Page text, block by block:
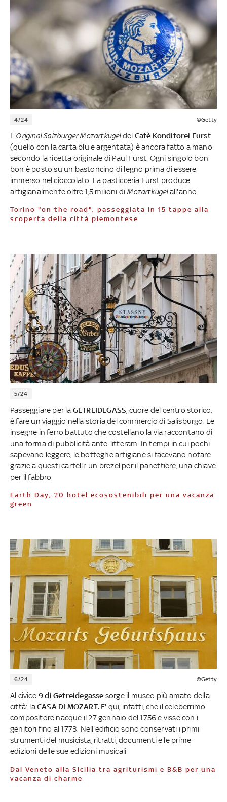
4/24 ©Getty
L'Original Salzburger Mozartkugeldel Cafè Konditorei Furst
(quello con la carta blu e argentata) è ancora fatto a mano
secondo la ricetta originale di Paul Fürst. Ogni singolo bon
bon è posto su un bastoncino di legno prima di essere
immerso nel cioccolato. La pasticceria Fürst produce
artigianalmente oltre 1,5 milioni di Mozartkugelall'anno
Torino "on the road", passeggiata in 15 tappe alla
scoperta della città piemontese
5/24
Passeggiare per la GETREIDEGASS , cuore del centro storico,
è fare un viaggio nella storia del commercio di Salisburgo. Le
insegne in ferro battuto che costellano la via raccontano di
una forma di pubblicità ante-litteram. In tempi in cui pochi
sapevano leggere, le botteghe artigiane si facevano notare
grazie a questi cartelli: un brezel per il panettiere, una chiave
per il fabbro
Earth Day, 20 hotel ecosostenibili per una vacanza
green
6/24 ©Getty
Al civico 9 di Getreidegasse sorge il museo più amato della
città: laCASA DI MOZART. E' qui, infatti, che il celeberrimo
compositore nacque il 27 gennaio del 1756 e visse con i
genitori fino al 1773. Nell'edificio sono conservati i primi
strumenti del musicista, ritratti, documenti e le prime
edizioni delle sue edizioni musicali
Dal Veneto alla Sicilia tra agriturismi e B&B per una
vacanza di charme